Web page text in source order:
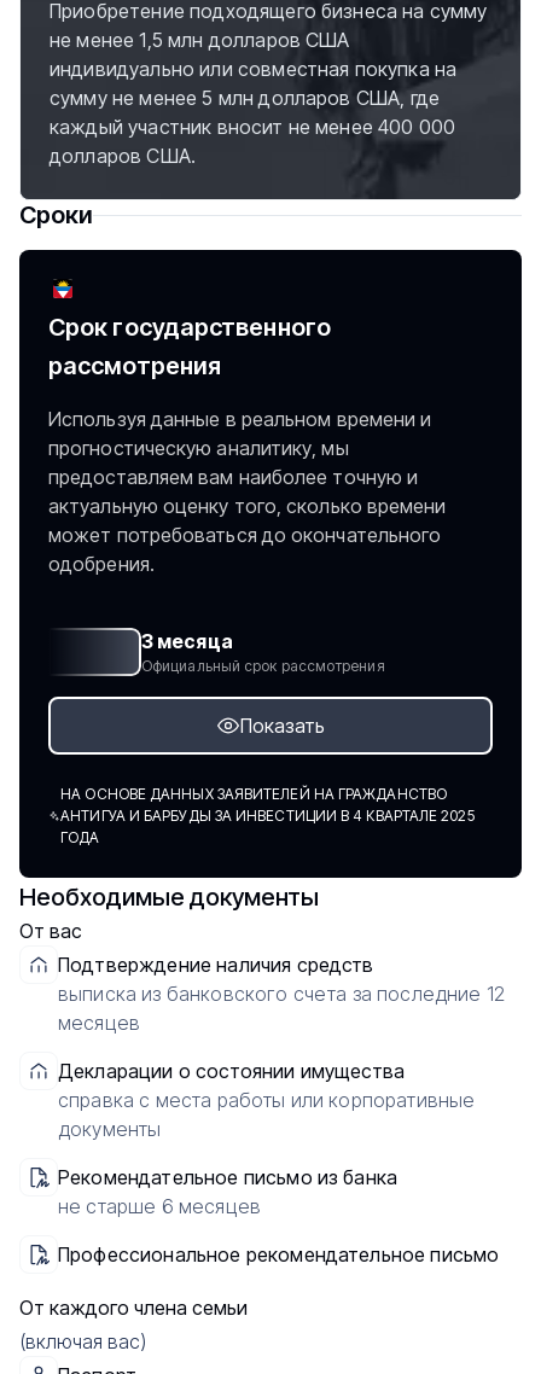
Приобретение подходящего бизнеса на сумму
не менее 1,5 млн долларов США
индивидуально или совместная покупка на
сумму не менее 5 млн долларов США, где
каждый участник вносит не менее 400 000
долларов США.
Сроки
Срок государственного
рассмотрения
Используя данные в реальном времени и
прогностическую аналитику, мы
предоставляем вам наиболее точную и
актуальную оценку того, сколько времени
может потребоваться до окончательного
одобрения.
3 месяца
Официальный срок рассмотрения
Показать
НА ОСНОВЕ ДАННЫХ ЗАЯВИТЕЛЕЙ НА ГРАЖДАНСТВО
АНТИГУА И БАРБУДЫ ЗА ИНВЕСТИЦИИ В 4 КВАРТАЛЕ 2025
ГОДА
Необходимые документы
От вас
Подтверждение наличия средств
выписка из банковского счета за последние 12
месяцев
Декларации о состоянии имущества
справка с места работы или корпоративные
документы
Рекомендательное письмо из банка
не старше 6 месяцев
Профессиональное рекомендательное письмо
От каждого члена семьи
(включая вас)